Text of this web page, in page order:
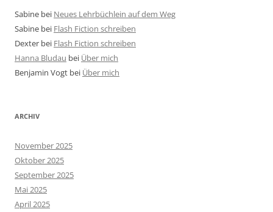
Sabine bei Neues Lehrbüchlein auf dem Weg
Sabine bei Flash Fiction schreiben
Dexter bei Flash Fiction schreiben
Hanna Bludau bei Über mich
Benjamin Vogt bei Über mich
ARCHIV
November 2025
Oktober 2025
September 2025
Mai 2025
April 2025